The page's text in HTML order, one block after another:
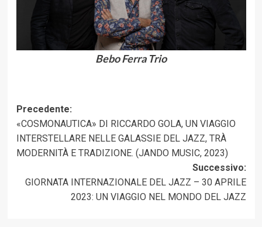
Bebo Ferra Trio
Navigazione
articolo
Precedente:
«COSMONAUTICA» DI RICCARDO GOLA, UN VIAGGIO
INTERSTELLARE NELLE GALASSIE DEL JAZZ, TRÀ
MODERNITÀ E TRADIZIONE. (JANDO MUSIC, 2023)
Successivo:
GIORNATA INTERNAZIONALE DEL JAZZ – 30 APRILE
2023: UN VIAGGIO NEL MONDO DEL JAZZ